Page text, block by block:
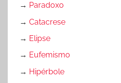
→ Paradoxo
→ Catacrese
→ Elipse
→ Eufemismo
→ Hipérbole